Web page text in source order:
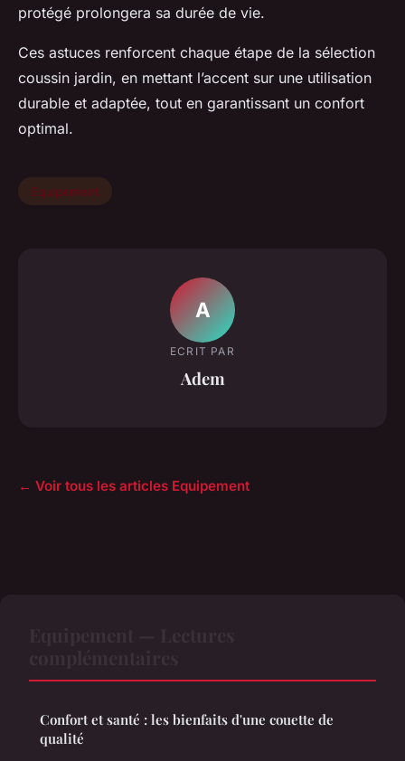
protégé prolongera sa durée de vie.
Ces astuces renforcent chaque étape de la sélection
coussin jardin, en mettant l’accent sur une utilisation
durable et adaptée, tout en garantissant un confort
optimal.
Equipement
A
ECRIT PAR
Adem
← Voir tous les articles Equipement
Confort et santé : les bienfaits d'une couette de
qualité